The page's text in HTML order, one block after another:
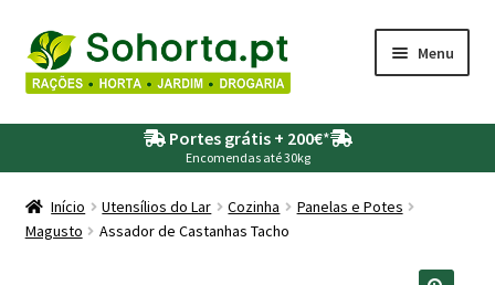
Ir
para
a
navegação
Saltar
para
o
conteúdo
Menu
Agricultura
Drogaria
Portes grátis + 200€*
Encomendas até 30kg
Início Utensílios do Lar Cozinha
Panelas e Potes
Magusto
Assador de Castanhas Tacho